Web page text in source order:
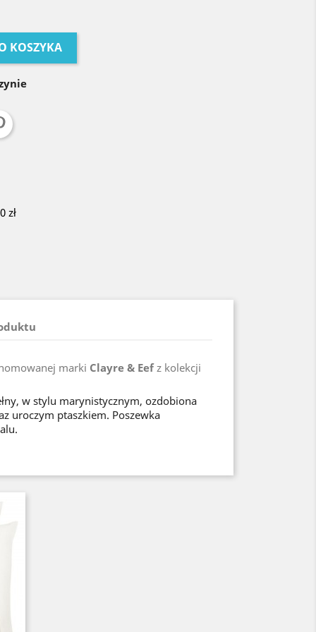
KOSZYKA
zł
marki Clayre & Eefz kolekcji
w stylu marynistycznym, ozdobiona
uroczym ptaszkiem. Poszewka